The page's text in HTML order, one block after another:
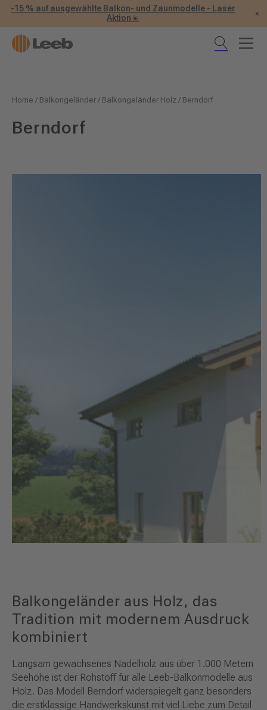
-15 % auf ausgewählte Balkon- und Zaunmodelle - Laser
Aktion☀️
×
Home / Balkongeländer/ Balkongeländer Holz/ Berndorf
Berndorf
Balkongeländer aus Holz, das
Tradition mit modernem Ausdruck
kombiniert
Langsam gewachsenes Nadelholz aus über 1.000 Metern
Seehöhe ist der Rohstoff für alle Leeb-Balkonmodelle aus
Holz. Das Modell Berndorf widerspiegelt ganz besonders
die erstklassige Handwerkskunst mit viel Liebe zum Detail